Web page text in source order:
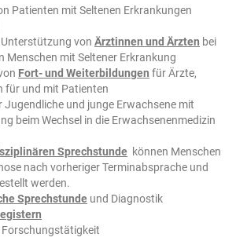
Patienten mit Seltenen Erkrankungen
von Ärztinnen und Ärzten bei
Menschen mit Seltener Erkrankung
Fort- und Weiterbildungen für Ärzte,
für und mit Patienten
und junge Erwachsene mit
beim Wechsel in die Erwachsenenmedizin
Sprechstunde können Menschen
nach vorheriger Terminabsprache und
werden.
Sprechstunde und Diagnostik